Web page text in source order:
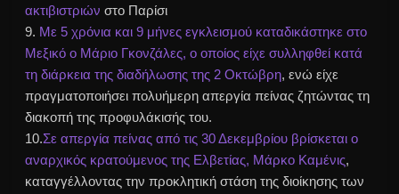
ακτιβιστριών στο Παρίσι
9. Με 5 χρόνια και 9 μήνες εγκλεισμού καταδικάστηκε στο
Μεξικό ο Μάριο Γκονζάλες, ο οποίος είχε συλληφθεί κατά
τη διάρκεια της διαδήλωσης της 2 Οκτώβρη, ενώ είχε
πραγματοποιήσει πολυήμερη απεργία πείνας ζητώντας τη
διακοπή τηςπροφυλάκισής του.
10.Σε απεργία πείνας από τις 30 Δεκεμβρίου βρίσκεται ο
αναρχικός κρατούμενος της Ελβετίας, Μάρκο Καμένις,
καταγγέλλοντας την προκλητική στάση της διοίκησης των